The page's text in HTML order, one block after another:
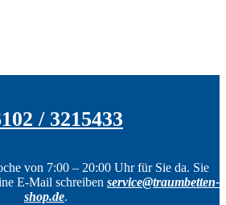
/ 3215433
von 7:00 – 20:00 Uhr für Sie da. Sie
E-Mail schreiben service@traumbetten-
shop.de.